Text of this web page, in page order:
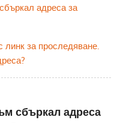
адреса за
за проследяване.
сбъркал адреса